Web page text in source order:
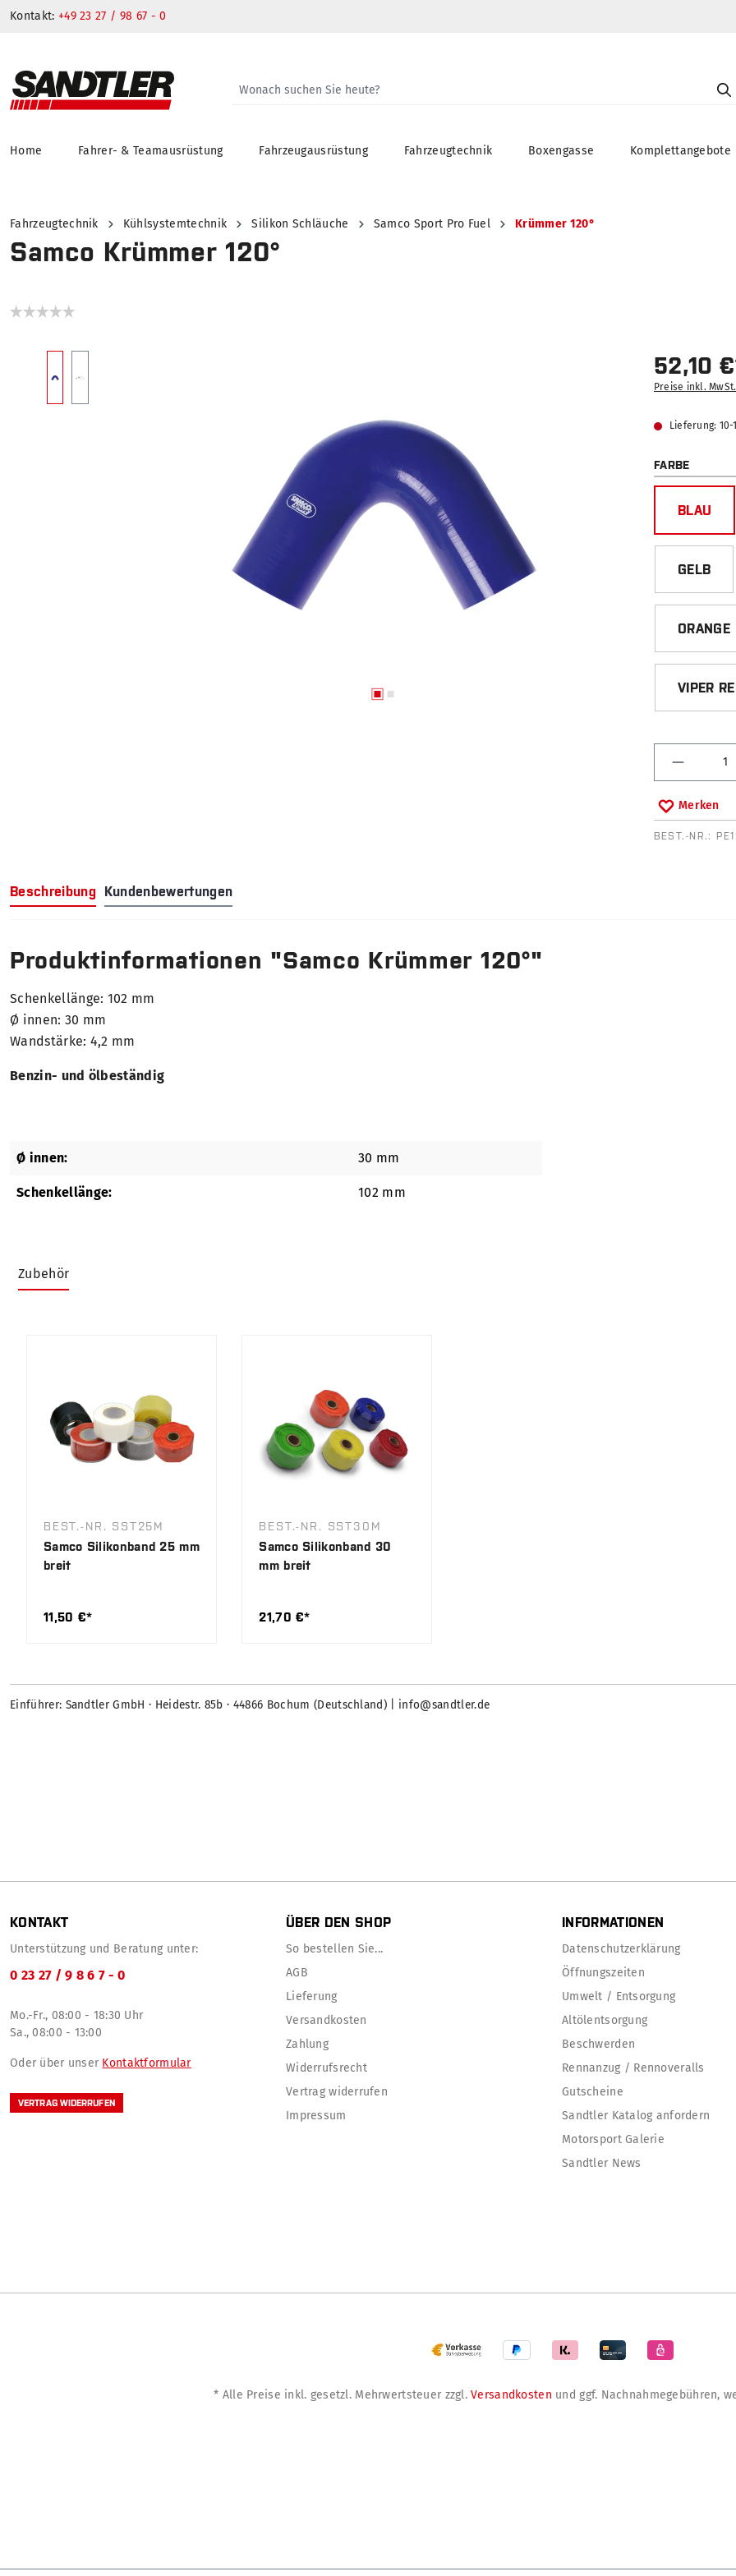
Kontakt: +49 23 27 / 98 67 - 0
Home Fahrer- & Teamausrüstung Fahrzeugausrüstung Fahrzeugtechnik Boxengasse Komplettangebote
Fahrzeugtechnik Kühlsystemtechnik Silikon Schläuche Samco Sport Pro Fuel Krümmer 120°
Samco Krümmer 120°
52,10
Preise inkl.
Lieferung: 10-
FARBE
BLAU
GELB
ORANGE
VIPER
Merken
BEST.-NR.:
Beschreibung Kundenbewertungen
Produktinformationen "Samco Krümmer 120°"
Schenkellänge: 102 mm
Ø innen: 30 mm
Wandstärke: 4,2 mm
Benzin- und ölbeständig
Ø innen: 30 mm
Schenkellänge: 102 mm
Zubehör
BEST.-NR. SST25M
Samco Silikonband 25 mm
breit
11,50 €*
BEST.-NR. SST30M
Samco Silikonband 30
mm breit
21,70 €*
Einführer: Sandtler GmbH · Heidestr. 85b · 44866 Bochum (Deutschland) | info@sandtler.de
KONTAKT
Unterstützung und Beratung unter:
0 23 27 / 9 8 6 7 - 0
Mo.-Fr., 08:00 - 18:30 Uhr
Sa., 08:00 - 13:00
Oder über unser Kontaktformular
VERTRAG WIDERRUFEN
ÜBER DEN SHOP
So bestellen Sie...
AGB
Lieferung
Versandkosten
Zahlung
Widerrufsrecht
Vertrag widerrufen
Impressum
INFORMATIONEN
Datenschutzerklärung
Öffnungszeiten
Umwelt / Entsorgung
Altölentsorgung
Beschwerden
Rennanzug / Rennoveralls
Gutscheine
Sandtler Katalog anfordern
Motorsport Galerie
Sandtler News
* Alle Preise inkl. gesetzl. Mehrwertsteuer zzgl.Versandkosten und ggf. Nachnahmegebühren,